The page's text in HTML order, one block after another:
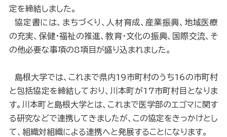
定を締結しました。
協定書には、まちづくり、人材育成、産業振興、地域医療
の充実、保健・福祉の推進、教育・文化の振興、国際交流、そ
の他必要な事項の8項目が盛り込まれました。
島根大学では、これまで県内19市町村のうち16の市町村
と包括協定を締結しており、川本町が17市町村目となりま
す。川本町と島根大学とは、これまで医学部のエゴマに関す
る研究などで連携してきましたが、この協定をきっかけとし
て、組織対組織による連携へと発展することになります。